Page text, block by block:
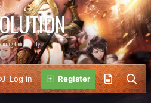
Community
Log in Register